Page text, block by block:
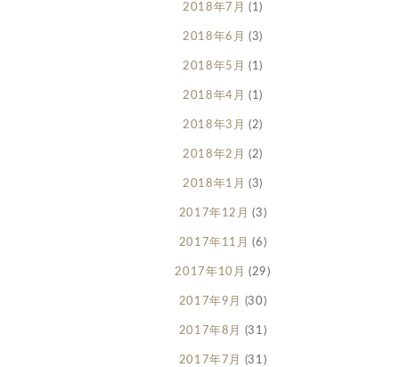
2018年7月 (1)
2018年6月 (3)
2018年5月 (1)
2018年4月 (1)
2018年3月 (2)
2018年2月 (2)
2018年1月 (3)
2017年12月 (3)
2017年11月 (6)
2017年10月 (29)
2017年9月 (30)
2017年8月 (31)
2017年7月 (31)